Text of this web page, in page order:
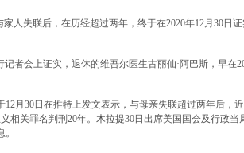
人失联后，在历经超过两年，终于在2020年12月30日
者会上证实，退休的维吾尔医生古丽仙·阿巴斯，早在
月30日在推特上发文表示，与母亲失联超过两年后，
相关罪名判刑20年。木拉提30日出席美国国会及行政当